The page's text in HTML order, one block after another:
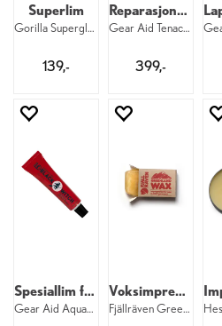
Superlim
Gorilla Superglue 15g
139,-
Reparasjonssett
Gear Aid Tenacious Tape Camp Repair Kit
399,-
Spesiallim for neopren
Gear Aid Aquasure Neo Black Witch 28 ml
Voksimpregnering
Fjällräven Greenland Wax 90 gram